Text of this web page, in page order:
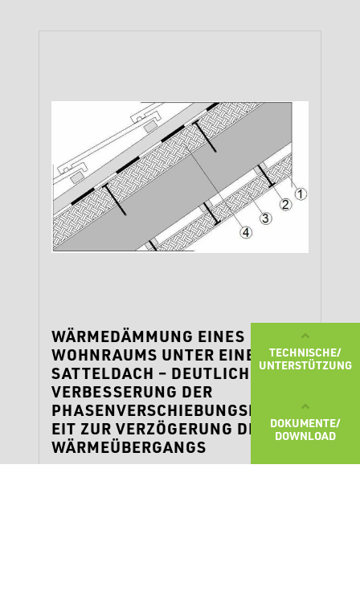
TECHNISCHE/
UNTERSTÜTZUNG
DOKUMENTE/
DOWNLOAD
WÄRMEDÄMMUNG EINES
WOHNRAUMS UNTER EINEM
SATTELDACH – DEUTLICHE
VERBESSERUNG DER
PHASENVERSCHIEBUNGSFÄHIGK
EIT ZUR VERZÖGERUNG DES
WÄRMEÜBERGANGS